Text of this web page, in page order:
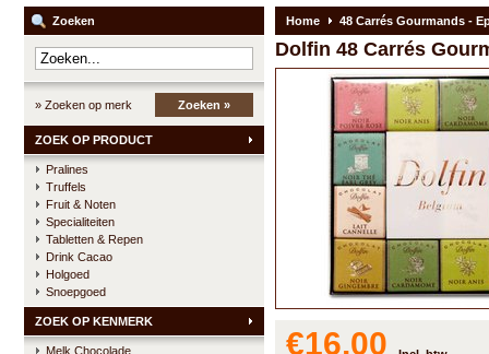
Zoeken
» Zoeken op merk Zoeken »
ZOEK OP PRODUCT
Pralines
Truffels
Fruit & Noten
Specialiteiten
Tabletten & Repen
Drink Cacao
Holgoed
Snoepgoed
ZOEK OP KENMERK
Melk Chocolade
Home 48 Carrés Gourmands -
Dolfin 48 Carrés
€16,00